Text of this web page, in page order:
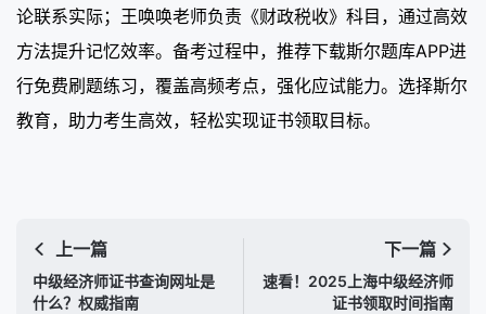
论联系实际；王唤唤老师负责《财政税收》科目，通过高效
方法提升记忆效率。备考过程中，推荐下载斯尔题库APP进
行免费刷题练习，覆盖高频考点，强化应试能力。选择斯尔
教育，助力考生高效，轻松实现证书领取目标。
上一篇
中级经济师证书查询网址是
什么？权威指南
下一篇
速看！2025上海中级经济师
证书领取时间指南